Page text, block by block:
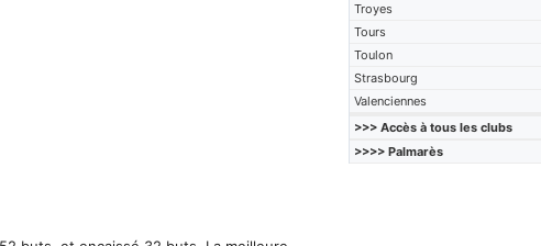
Troyes
Tours
Toulon
Strasbourg
Valenciennes
>>> Accès à tous les clubs
>>>> Palmarès